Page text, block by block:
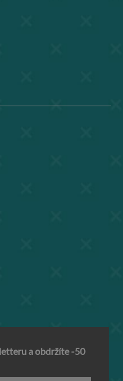
a obdržíte -50